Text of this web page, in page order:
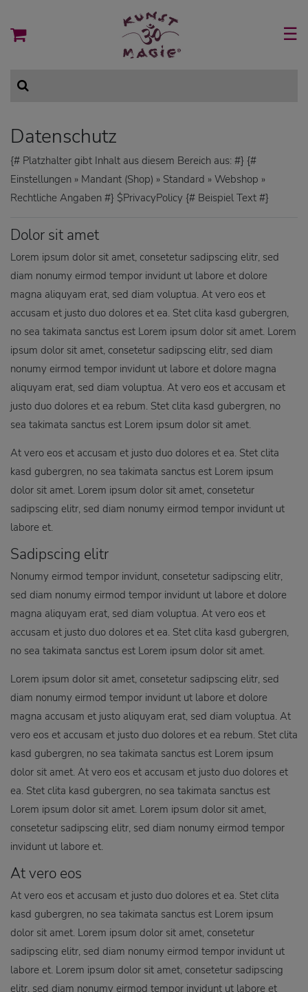
☰
Datenschutz
{# Platzhalter gibt Inhalt aus diesem Bereich aus: #} {#
Einstellungen » Mandant (Shop) » Standard » Webshop »
Rechtliche Angaben #} $PrivacyPolicy {# Beispiel Text #}
Dolor sit amet
Lorem ipsum dolor sit amet, consetetur sadipscing elitr, sed
diam nonumy eirmod tempor invidunt ut labore et dolore
magna aliquyam erat, sed diam voluptua. At vero eos et
accusam et justo duo dolores et ea. Stet clita kasd gubergren,
no sea takimata sanctus est Lorem ipsum dolor sit amet. Lorem
ipsum dolor sit amet, consetetur sadipscing elitr, sed diam
nonumy eirmod tempor invidunt ut labore et dolore magna
aliquyam erat, sed diam voluptua. At vero eos et accusam et
justo duo dolores et ea rebum. Stet clita kasd gubergren, no
sea takimata sanctus est Lorem ipsum dolor sit amet.
At vero eos et accusam et justo duo dolores et ea. Stet clita
kasd gubergren, no sea takimata sanctus est Lorem ipsum
dolor sit amet. Lorem ipsum dolor sit amet, consetetur
sadipscing elitr, sed diam nonumy eirmod tempor invidunt ut
labore et.
Sadipscing elitr
Nonumy eirmod tempor invidunt, consetetur sadipscing elitr,
sed diam nonumy eirmod tempor invidunt ut labore et dolore
magna aliquyam erat, sed diam voluptua. At vero eos et
accusam et justo duo dolores et ea. Stet clita kasd gubergren,
no sea takimata sanctus est Lorem ipsum dolor sit amet.
Lorem ipsum dolor sit amet, consetetur sadipscing elitr, sed
diam nonumy eirmod tempor invidunt ut labore et dolore
magna accusam et justo aliquyam erat, sed diam voluptua. At
vero eos et accusam et justo duo dolores et ea rebum. Stet clita
kasd gubergren, no sea takimata sanctus est Lorem ipsum
dolor sit amet. At vero eos et accusam et justo duo dolores et
ea. Stet clita kasd gubergren, no sea takimata sanctus est
Lorem ipsum dolor sit amet. Lorem ipsum dolor sit amet,
consetetur sadipscing elitr, sed diam nonumy eirmod tempor
invidunt ut labore et.
At vero eos
At vero eos et accusam et justo duo dolores et ea. Stet clita
kasd gubergren, no sea takimata sanctus est Lorem ipsum
dolor sit amet. Lorem ipsum dolor sit amet, consetetur
sadipscing elitr, sed diam nonumy eirmod tempor invidunt ut
labore et. Lorem ipsum dolor sit amet, consetetur sadipscing
elitr, sed diam nonumy eirmod tempor invidunt ut labore et